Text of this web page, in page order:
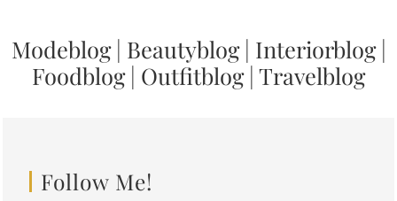
Modeblog| Beautyblog| Interiorblog|
Foodblog| Outfitblog| Travelblog
Follow Me!